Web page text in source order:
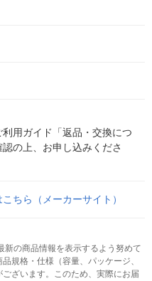
用ガイド「返品・交換につ
の上、お申し込みくださ
ちら（メーカーサイト）
新の商品情報を表示するよう努めて
規格・仕様（容量、パッケージ、
ざいます。このため、実際にお届